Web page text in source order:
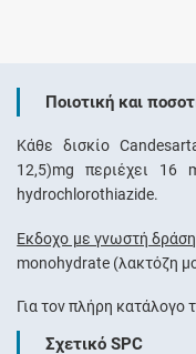
Ποιοτική και
Κάθε δισκίο
12,5)mg περιέχει 16
hydrochlorothiazide.
Έκδοχο με γνωστή
monohydrate (λακτόζη
Για τον πλήρη
Σχετικό SPC